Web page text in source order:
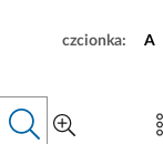
czcionka: A